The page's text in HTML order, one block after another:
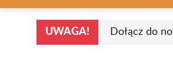
UWAGA! Dołącz do